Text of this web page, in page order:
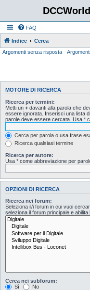
FAQ
Indice
Cerca
Argomenti senza risposta
MOTORE DI RICERCA
Ricerca per termini:
Metti un + davanti alla parola che
essere ignorata. Inserisci una lista
parole deve essere cercata. Usa *
Cerca per parola o usa frase
Ricerca qualsiasi termine
Ricerca per autore:
Usa * come abbreviazione per
OPZIONI DI RICERCA
Ricerca nei forum:
Seleziona il/i forum in cui vuoi
seleziona il forum principale e abilita
Cerca nei subforum:
Sì
No